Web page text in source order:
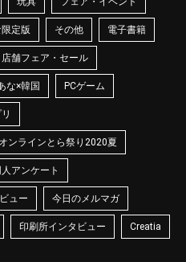
定版 その他 電子書籍
店舗フェア・セール
な×韓国 PCゲーム
オンラインとら祭り2020夏
人アンケート
ュー 今日のメルマガ
印刷所インタビュー Creatia